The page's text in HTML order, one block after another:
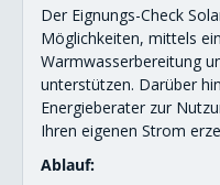
Energiesparen in der
Wasser sparen
Netz
Kontakt
Der Eignungs-Check
Möglichkeiten, mittels
Warmwasserbereitung
unterstützen. Darüber
Energieberater zur
Ihren eigenen Strom
Ablauf: